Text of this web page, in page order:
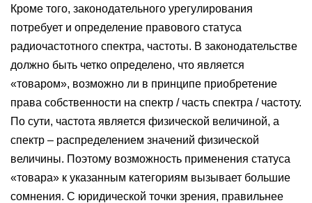
Кроме того, законодательного урегулирования
потребует и определение правового статуса
радиочастотного спектра, частоты. В законодательстве
должно быть четко определено, что является
«товаром», возможно ли в принципе приобретение
права собственности на спектр / часть спектра / частоту.
По сути, частота является физической величиной, а
спектр – распределением значений физической
величины. Поэтому возможность применения статуса
«товара» к указанным категориям вызывает большие
сомнения. С юридической точки зрения, правильнее